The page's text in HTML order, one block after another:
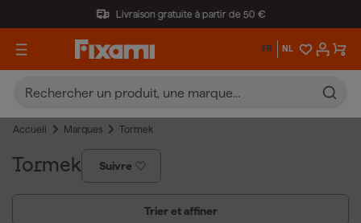
Livraison gratuite à partir de 50 €
FR NL
Accueil Marques Tormek
Tormek Suivre
Trier et affiner